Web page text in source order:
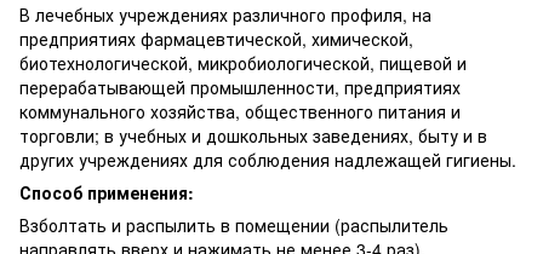
В лечебных учреждениях различного профиля, на
предприятиях фармацевтической, химической,
биотехнологической, микробиологической, пищевой и
перерабатывающей промышленности, предприятиях
коммунального хозяйства, общественного питания и
торговли; в учебных и дошкольных заведениях, быту и в
других учреждениях для соблюдения надлежащей гигиены.
Способ применения:
Взболтать и распылить в помещении (распылитель
направлять вверх и нажимать не менее 3-4 раз).